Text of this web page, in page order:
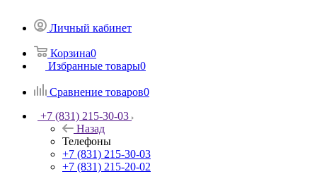
Личный кабинет
Корзина0
Избранные товары0
Сравнение товаров0
+7 (831) 215-30-03
Назад
Телефоны
+7 (831) 215-30-03
+7 (831) 215-20-02